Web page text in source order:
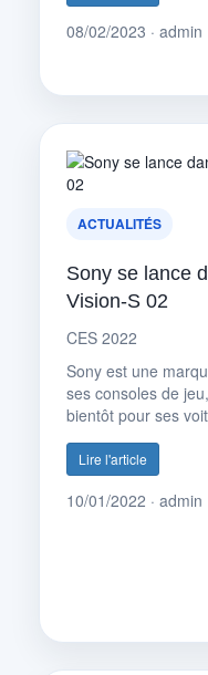
08/02/2023 · admin
ACTUALITÉS
Sony se lance
Vision-S 02
CES 2022
Sony est une
ses consoles de
bientôt pour ses
Lire l'article
10/01/2022 · admin